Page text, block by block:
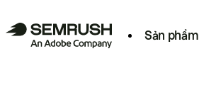
Sản phẩm